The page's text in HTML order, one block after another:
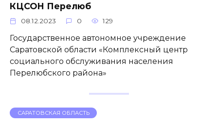
КЦСОН Перелюб
08.12.2023 0 129
Государственное автономное учреждение
Саратовской области «Комплексный центр
социального обслуживания населения
Перелюбского района»
САРАТОВСКАЯ ОБЛАСТЬ